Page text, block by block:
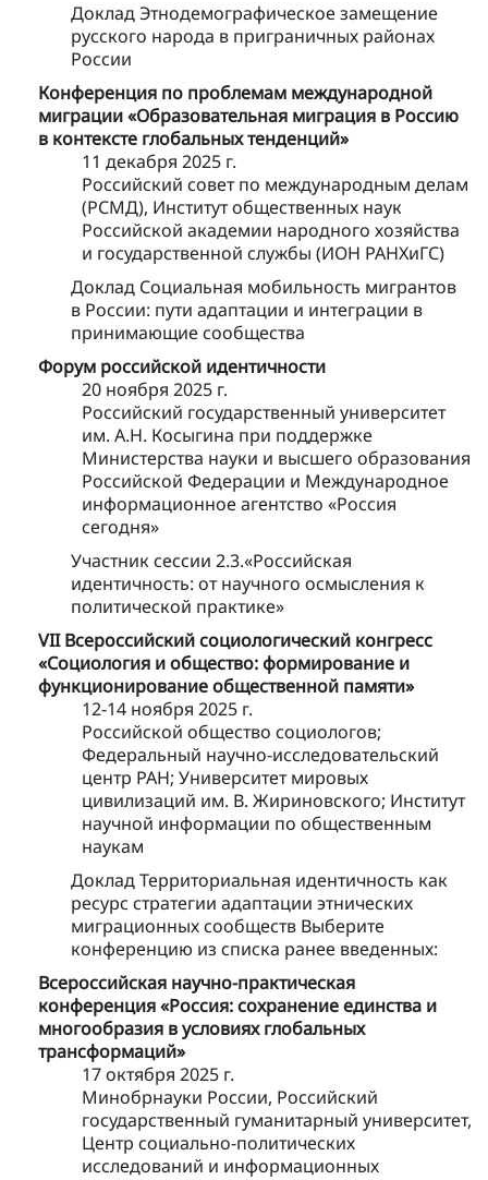
Доклад Этнодемографическое замещение
русского народа в приграничных районах
России
Конференция по проблемам международной
миграции «Образовательная миграция в Россию
в контексте глобальных тенденций»
11 декабря 2025 г.
Российский совет по международным делам
(РСМД), Институт общественных наук
Российской академии народного хозяйства
и государственной службы (ИОН РАНХиГС)
Доклад Социальная мобильность мигрантов
в России: пути адаптации и интеграции в
принимающие сообщества
Форум российской идентичности
20 ноября 2025 г.
Российский государственный университет
им. А.Н. Косыгина при поддержке
Министерства науки и высшего образования
Российской Федерации и Международное
информационное агентство «Россия
сегодня»
Участник сессии 2.3.«Российская
идентичность: от научного осмысления к
политической практике»
VII Всероссийский социологический конгресс
«Социология и общество: формирование и
функционирование общественной памяти»
12-14 ноября 2025 г.
Российской общество социологов;
Федеральный научно-исследовательский
центр РАН; Университет мировых
цивилизаций им. В. Жириновского; Институт
научной информации по общественным
наукам
Доклад Территориальная идентичность как
ресурс стратегии адаптации этнических
миграционных сообществ Выберите
конференцию из списка ранее введенных:
Всероссийская научно-практическая
конференция «Россия: сохранение единства и
многообразия в условиях глобальных
трансформаций»
17 октября 2025 г.
Минобрнауки России, Российский
государственный гуманитарный университет,
Центр социально-политических
исследований и информационных